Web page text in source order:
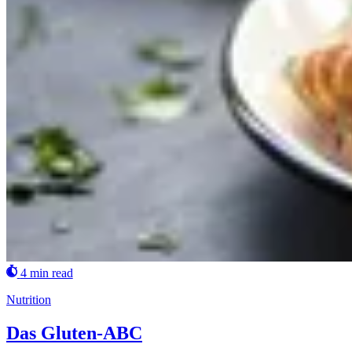
4 min read
Nutrition
Das Gluten-ABC